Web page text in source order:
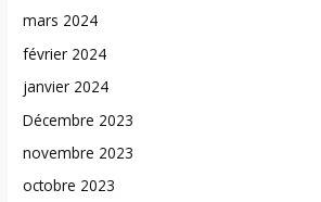
mars 2024
février 2024
janvier 2024
Décembre 2023
novembre 2023
octobre 2023